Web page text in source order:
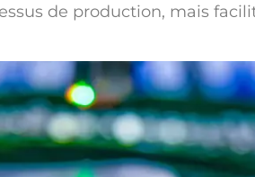
de production, mais